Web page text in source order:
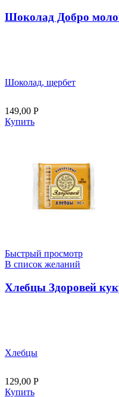
Шоколад Добро
Шоколад, щербет
149,00 Р
Купить
Быстрый просмотр
В список желаний
Хлебцы Здоровей
Хлебцы
129,00 Р
Купить